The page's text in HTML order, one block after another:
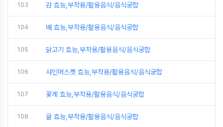
103 감 효능,부작용/활용음식/음식궁합
104 배 효능,부작용/활용음식/음식궁합
105 닭고기 효능,부작용/활용음식/음식궁합
106 샤인머스켓 효능,부작용/활용음식/음식궁합
107 꽃게 효능,부작용/활용음식/음식궁합
108 귤 효능,부작용/활용음식/음식궁합